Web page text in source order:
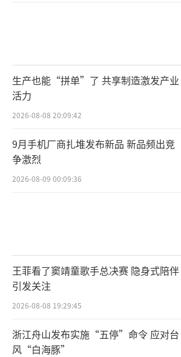
生产也能“拼单”了 共享制造激发产业
活力
2026-08-08 20:09:42
9月手机厂商扎堆发布新品 新品频出竞
争激烈
2026-08-09 00:09:36
王菲看了窦靖童歌手总决赛 隐身式陪伴
引发关注
2026-08-08 19:29:45
浙江舟山发布实施“五停”命令 应对台
风“白海豚”